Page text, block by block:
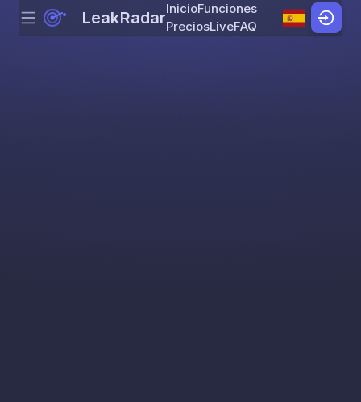
Skip to content
Menu LeakRadarInicioFunciones
PreciosLiveFAQ